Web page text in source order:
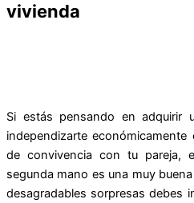
vivienda
Si estás pensando en adquirir
independizarte
de convivencia con tu pareja,
segunda mano es una muy
desagradables sorpresas debes